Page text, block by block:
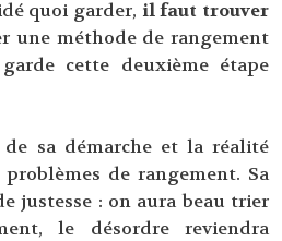
quoi garder, il faut trouver
une méthode de rangement
cette deuxième étape
sa démarche et la réalité
de rangement. Sa
justesse : on aura beau trier
le désordre reviendra